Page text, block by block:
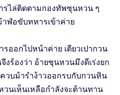
รไล่ติดตามกองทัพซุนหวน ๆ
ฬ่อขับทหารเข้าค่าย
ออกไปหน้าค่าย เตียวเปากวน
ร้องว่า อ้ายซุนหวนมึงดีเร่งยก
วบม้ารำง้าวออกรบกับกวนหิน
นเห็นเหลือกำลังจะต้านทาน